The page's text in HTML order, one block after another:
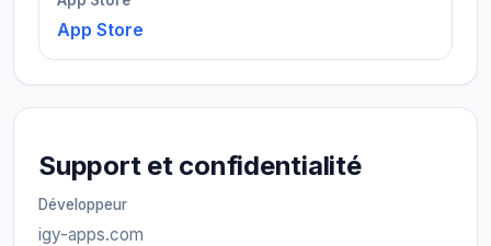
App Store
Support et confidentialité
Développeur
igy-apps.com